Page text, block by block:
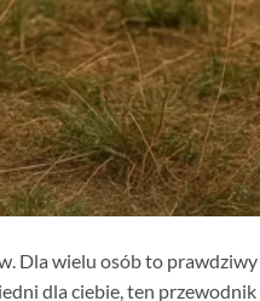
Dla wielu osób to prawdziwy
dla ciebie, ten przewodnik